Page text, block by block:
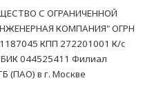
С ОГРАНИЧЕННОЙ
КОМПАНИЯ" ОГРН
КПП 272201001 К/с
044525411 Филиал
(ПАО) в г. Москве